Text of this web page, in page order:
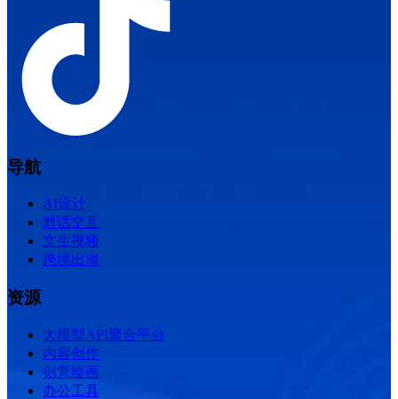
导航
AI设计
对话交互
文生视频
跨境出海
资源
大模型API聚合平台
内容创作
创意绘画
办公工具